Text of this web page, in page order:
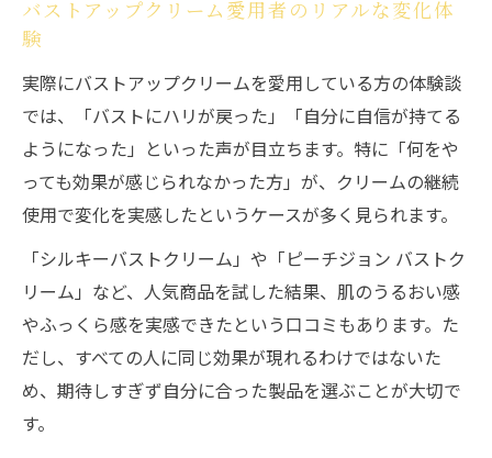
バストアップクリーム愛用者のリアルな変化体
験
実際にバストアップクリームを愛用している方の体験談
では、「バストにハリが戻った」「自分に自信が持てる
ようになった」といった声が目立ちます。特に「何をや
っても効果が感じられなかった方」が、クリームの継続
使用で変化を実感したというケースが多く見られます。
「シルキーバストクリーム」や「ピーチジョン バストク
リーム」など、人気商品を試した結果、肌のうるおい感
やふっくら感を実感できたという口コミもあります。た
だし、すべての人に同じ効果が現れるわけではないた
め、期待しすぎず自分に合った製品を選ぶことが大切で
す。